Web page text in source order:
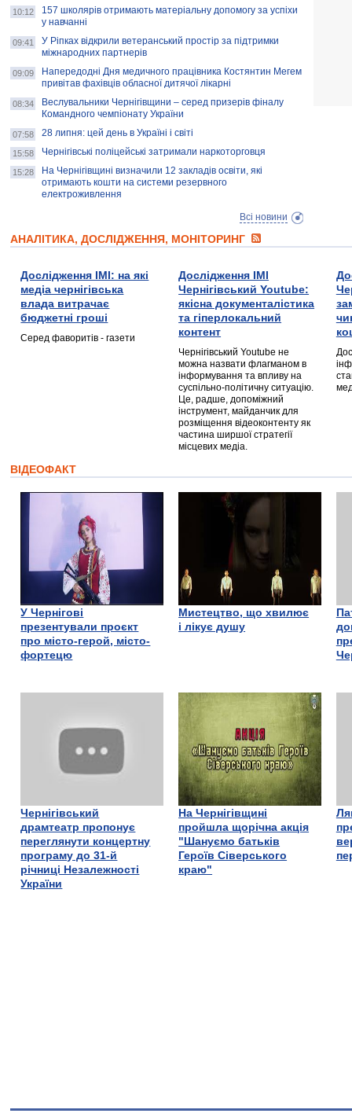
10:12
157 школярів отримають матеріальну допомогу за успіхи
у навчанні
09:41
У Ріпках відкрили ветеранський простір за підтримки
міжнародних партнерів
09:09
Напередодні Дня медичного працівника Костянтин Мегем
привітав фахівців обласної дитячої лікарні
08:34
Веслувальники Чернігівщини – серед призерів фіналу
Командного чемпіонату України
07:58 28 липня: цей день в Україні і світі
15:58 Чернігівські поліцейські затримали наркоторговця
15:28
На Чернігівщині визначили 12 закладів освіти, які
отримають кошти на системи резервного
електроживлення
Всі новини
АНАЛІТИКА, ДОСЛІДЖЕННЯ, МОНІТОРИНГ
Дослідження ІМІ: на які
медіа чернігівська
влада витрачає
бюджетні гроші
Серед фаворитів - газети
Дослідження ІМІ
Чернігівський Youtube:
якісна документалістика
та гіперлокальний
контент
Чернігівський Youtube не
можна назвати флагманом в
інформування та впливу на
суспільно-політичну ситуацію.
Це, радше, допоміжний
інструмент, майданчик для
розміщення відеоконтенту як
частина ширшої стратегії
місцевих медіа.
ВІДЕОФАКТ
У Чернігові
презентували проєкт
про місто-герой, місто-
фортецю
Мистецтво, що хвилює
і лікує душу
Чернігівський
драмтеатр пропонує
переглянути концертну
програму до 31-й
річниці Незалежності
України
На Чернігівщині
пройшла щорічна акція
"Шануємо батьків
Героїв Сіверського
краю"